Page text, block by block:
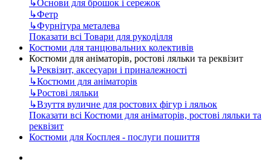
↳Основи для брошок і сережок
↳Фетр
↳Фурнітура металева
Показати всі Товари для рукоділля
Костюми для танцювальних колективів
Костюми для аніматорів, ростові ляльки та реквізит
↳Реквізит, аксесуари і приналежності
↳Костюми для аніматорів
↳Ростові ляльки
↳Взуття вуличне для ростових фігур і ляльок
Показати всі Костюми для аніматорів, ростові ляльки та
реквізит
Костюми для Косплея - послуги пошиття